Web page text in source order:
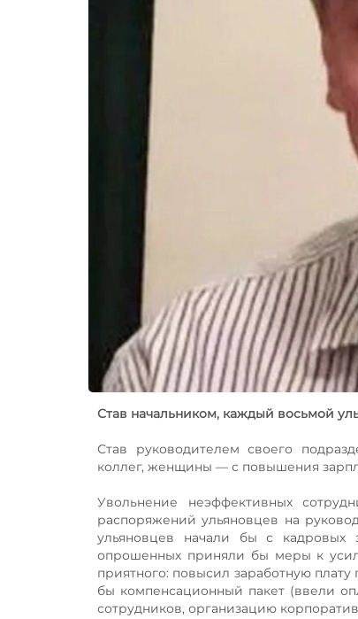
Став начальником, каждый восьмой
Став руководителем своего
коллег, женщины — с повышения
Увольнение неэффективных
распоряжений ульяновцев на
ульяновцев начали бы с кадровых
опрошенных приняли бы меры к
приятного: повысил заработную
бы компенсационный пакет (ввели
сотрудников, организацию